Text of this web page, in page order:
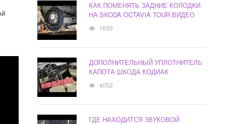
КАК ПОМЕНЯТЬ ЗАДНИЕ КОЛОДКИ
НА SKODA OCTAVIA TOUR ВИДЕО
1656
ДОПОЛНИТЕЛЬНЫЙ УПЛОТНИТЕЛЬ
КАПОТА ШКОДА КОДИАК
4052
ГДЕ НАХОДИТСЯ ЗВУКОВОЙ